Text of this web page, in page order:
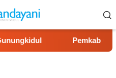
Pemkab Gunungkidul